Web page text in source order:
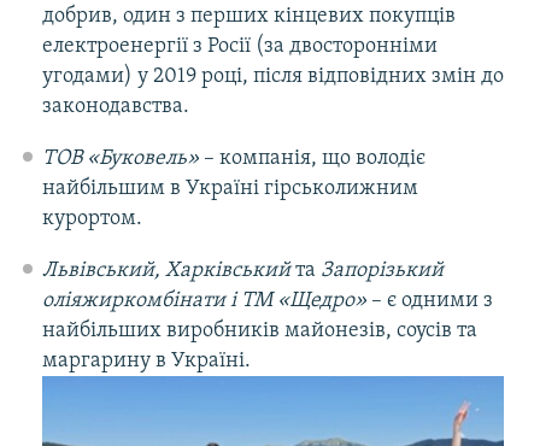
добрив, один з перших кінцевих покупців
електроенергії з Росії (за двосторонніми
угодами) у 2019 році, після відповідних змін до
законодавства.
ТОВ «Буковель»– компанія, що володіє
найбільшим в Україні гірськолижним
курортом.
Львівський, Харківськийта Запорізький
оліяжиркомбінати і ТМ «Щедро» –​ є одними з
найбільших виробників майонезів, соусів та
маргарину в Україні.